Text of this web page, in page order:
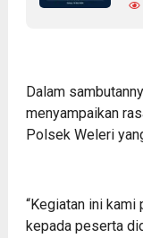
Dalam
menyampaikan
Polsek Weleri
“Kegiatan ini
kepada peserta